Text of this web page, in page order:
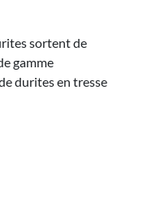
sortent de
gamme
durites en tresse